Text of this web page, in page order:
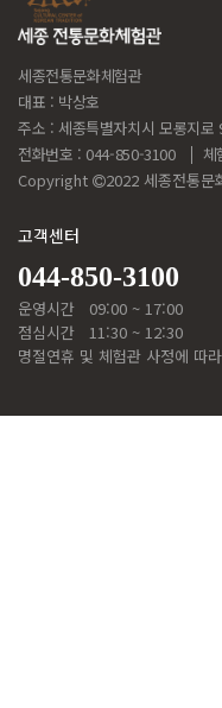
세종전통문화체험관
대표 : 박상호
주소 : 세종특별자치시 모롱지로
전화번호 : 044-850-3100
체
Copyright
2022 세종전통
고객센터
044-850-3100
운영시간
09:00 ~ 17:00
점심시간
11:30 ~ 12:30
명절연휴 및 체험관 사정에 따